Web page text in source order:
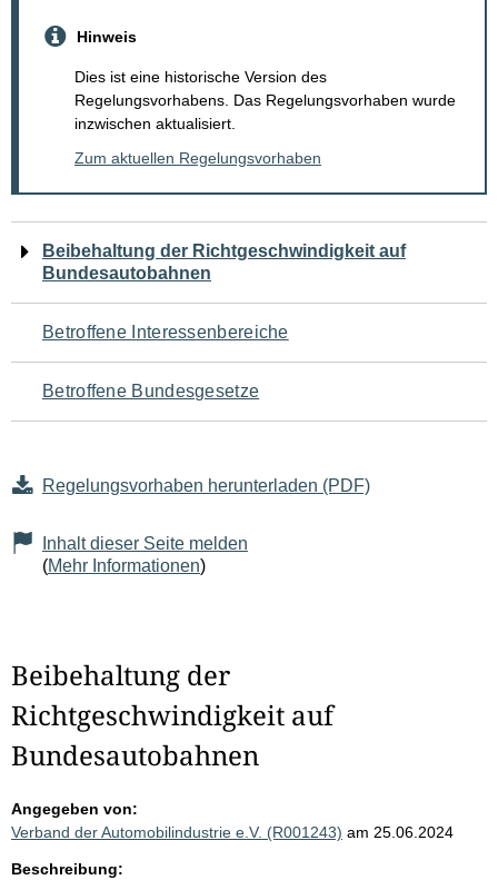
Hinweis
Dies ist eine historische Version des
Regelungsvorhabens. Das Regelungsvorhaben wurde
inzwischen aktualisiert.
Zum aktuellen Regelungsvorhaben
Navigation
für
den
Seiteninhalt
Beibehaltung der Richtgeschwindigkeit auf
Bundesautobahnen
Betroffene Interessenbereiche
Betroffene Bundesgesetze
Regelungsvorhaben herunterladen (PDF)
Inhalt dieser Seite melden
(Mehr Informationen)
Beibehaltung der
Richtgeschwindigkeit auf
Bundesautobahnen
Angegeben von:
Verband der Automobilindustrie e.V. (R001243) am 25.06.2024
Beschreibung: